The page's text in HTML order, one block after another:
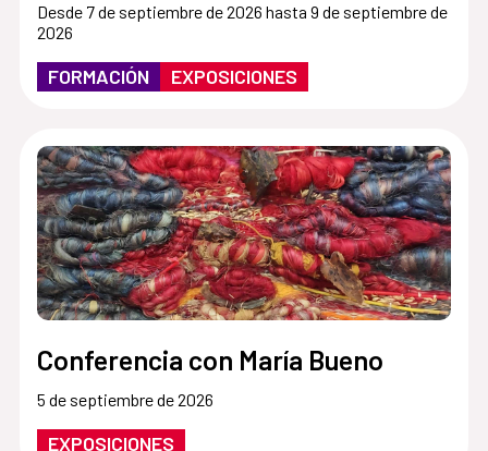
Desde 7 de septiembre de 2026 hasta 9 de septiembre de
2026
FORMACIÓN EXPOSICIONES
Conferencia con María Bueno
5 de septiembre de 2026
EXPOSICIONES